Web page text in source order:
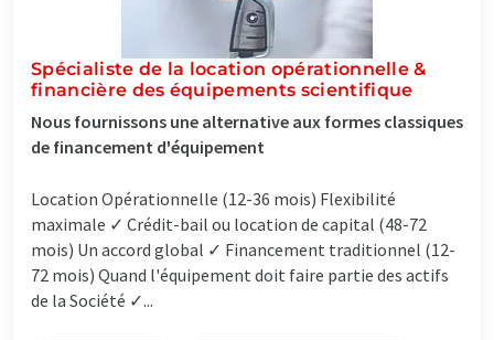
Spécialiste de la location opérationnelle &
financière des équipements scientifique
Nous fournissons une alternative aux formes classiques
de financement d'équipement
Location Opérationnelle (12-36 mois) Flexibilité
maximale ✓ Crédit-bail ou location de capital (48-72
mois) Un accord global ✓ Financement traditionnel (12-
72 mois) Quand l'équipement doit faire partie des actifs
de la Société ✓...